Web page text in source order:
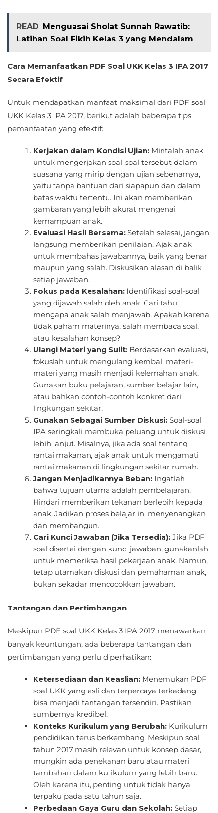
READ
Menguasai Sholat Sunnah Rawatib:
Latihan Soal Fikih Kelas 3 yang Mendalam
Cara Memanfaatkan PDF Soal UKK Kelas 3 IPA 2017
Secara Efektif
Untuk mendapatkan manfaat maksimal dari PDF soal
UKK Kelas 3 IPA 2017, berikut adalah beberapa tips
pemanfaatan yang efektif:
Kerjakan dalam Kondisi Ujian: Mintalah anak
untuk mengerjakan soal-soal tersebut dalam
suasana yang mirip dengan ujian sebenarnya,
yaitu tanpa bantuan dari siapapun dan dalam
batas waktu tertentu. Ini akan memberikan
gambaran yang lebih akurat mengenai
kemampuan anak.
Evaluasi Hasil Bersama: Setelah selesai, jangan
langsung memberikan penilaian. Ajak anak
untuk membahas jawabannya, baik yang benar
maupun yang salah. Diskusikan alasan di balik
setiap jawaban.
Fokus pada Kesalahan: Identifikasi soal-soal
yang dijawab salah oleh anak. Cari tahu
mengapa anak salah menjawab. Apakah karena
tidak paham materinya, salah membaca soal,
atau kesalahan konsep?
Ulangi Materi yang Sulit: Berdasarkan evaluasi,
fokuslah untuk mengulang kembali materi-
materi yang masih menjadi kelemahan anak.
Gunakan buku pelajaran, sumber belajar lain,
atau bahkan contoh-contoh konkret dari
lingkungan sekitar.
Gunakan Sebagai Sumber Diskusi: Soal-soal
IPA seringkali membuka peluang untuk diskusi
lebih lanjut. Misalnya, jika ada soal tentang
rantai makanan, ajak anak untuk mengamati
rantai makanan di lingkungan sekitar rumah.
Jangan Menjadikannya Beban: Ingatlah
bahwa tujuan utama adalah pembelajaran.
Hindari memberikan tekanan berlebih kepada
anak. Jadikan proses belajar ini menyenangkan
dan membangun.
Cari Kunci Jawaban (Jika Tersedia): Jika PDF
soal disertai dengan kunci jawaban, gunakanlah
untuk memeriksa hasil pekerjaan anak. Namun,
tetap utamakan diskusi dan pemahaman anak,
bukan sekadar mencocokkan jawaban.
Tantangan dan Pertimbangan
Meskipun PDF soal UKK Kelas 3 IPA 2017 menawarkan
banyak keuntungan, ada beberapa tantangan dan
pertimbangan yang perlu diperhatikan:
Ketersediaan dan Keaslian: Menemukan PDF
soal UKK yang asli dan terpercaya terkadang
bisa menjadi tantangan tersendiri. Pastikan
sumbernya kredibel.
Konteks Kurikulum yang Berubah: Kurikulum
pendidikan terus berkembang. Meskipun soal
tahun 2017 masih relevan untuk konsep dasar,
mungkin ada penekanan baru atau materi
tambahan dalam kurikulum yang lebih baru.
Oleh karena itu, penting untuk tidak hanya
terpaku pada satu tahun saja.
Perbedaan Gaya Guru dan Sekolah: Setiap